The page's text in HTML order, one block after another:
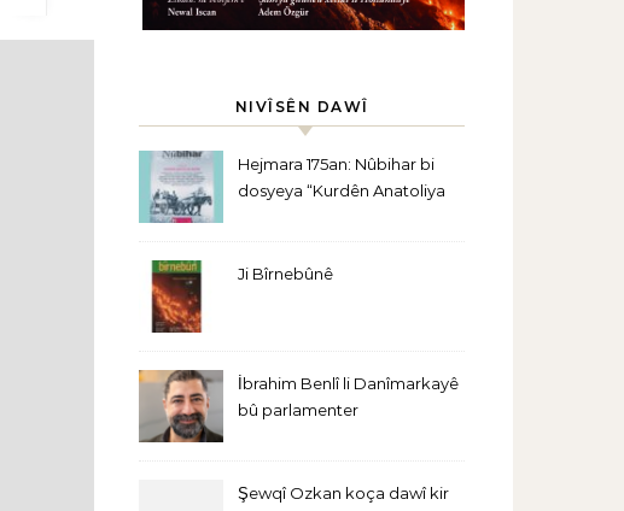
NIVÎSÊN DAWÎ
Hejmara 175an: Nûbihar bi
dosyeya “Kurdên Anatoliya
Ji Bîrnebûnê
İbrahim Benlî li Danîmarkayê
bû parlamenter
Şewqî Ozkan koça dawî kir